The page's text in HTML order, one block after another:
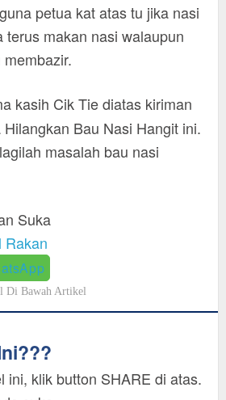
petua kat atas tu jika nasi
terus makan nasi walaupun
kasih Cik Tie diatas kiriman
Bau Nasi Hangit ini.
masalah bau nasi
Suka
Rakan
Di Bawah Artikel
ini, klik button SHARE di atas.